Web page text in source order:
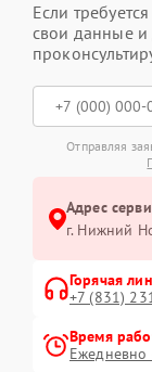
Если
свои данные и
Отправляя
Адрес
г. Нижний
Горячая
+7 (831)
Время
Ежедневно